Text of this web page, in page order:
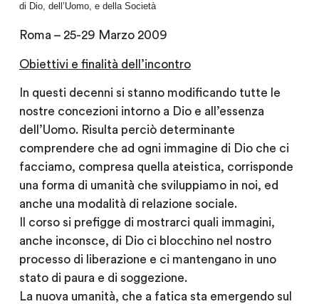
di Dio, dell’Uomo, e della Società
Roma – 25-29 Marzo 2009
Obiettivi e finalità dell’incontro
In questi decenni si stanno modificando tutte le
nostre concezioni intorno a Dio e all’essenza
dell’Uomo. Risulta perciò determinante
comprendere che ad ogni immagine di Dio che ci
facciamo, compresa quella ateistica, corrisponde
una forma di umanità che sviluppiamo in noi, ed
anche una modalità di relazione sociale.
Il corso si prefigge di mostrarci quali immagini,
anche inconsce, di Dio ci blocchino nel nostro
processo di liberazione e ci mantengano in uno
stato di paura e di soggezione.
La nuova umanità, che a fatica sta emergendo sul